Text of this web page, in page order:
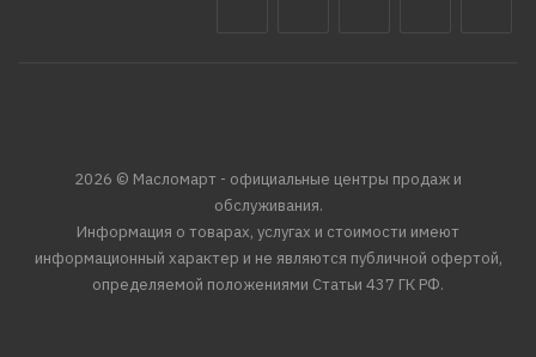
2026 © Масломарт - официальные центры продаж и
обслуживания.
Информация о товарах, услугах и стоимости имеют
информационный характер и не являются публичной офертой,
определяемой положениями Статьи 437 ГК РФ.